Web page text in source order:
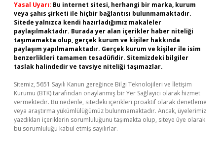
Yasal Uyarı: Bu internet sitesi, herhangi bir marka, kurum
veya şahıs şirketi ile hiçbir bağlantısı bulunmamaktadır.
Sitede yalnızca kendi hazırladığımız makaleler
paylaşılmaktadır. Burada yer alan içerikler haber niteliği
taşımamakta olup, gerçek kurum ve kişiler hakkında
paylaşım yapılmamaktadır. Gerçek kurum ve kişiler ile isim
benzerlikleri tamamen tesadüfidir. Sitemizdeki bilgiler
taslak halindedir ve tavsiye niteliği taşımazlar.
Sitemiz, 5651 Sayılı Kanun gereğince Bilgi Teknolojileri ve İletişim
Kurumu (BTK) tarafından onaylanmış bir Yer Sağlayıcı olarak hizmet
vermektedir. Bu nedenle, sitedeki içerikleri proaktif olarak denetleme
veya araştırma yükümlülüğümüz bulunmamaktadır. Ancak, üyelerimiz
yazdıkları içeriklerin sorumluluğunu taşımakta olup, siteye üye olarak
bu sorumluluğu kabul etmiş sayılırlar.